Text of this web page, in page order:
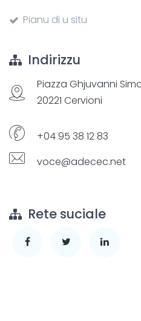
Pianu di u situ
Indirizzu
Piazza Ghjuvanni
20221 Cervioni
+04 95 38 12 83
voce@adecec.net
Rete suciale